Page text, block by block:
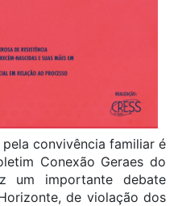
convivência familiar é
Conexão Geraes do
um importante debate
de violação dos